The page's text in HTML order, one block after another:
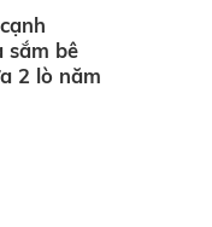
sắm bê
2 lò năm